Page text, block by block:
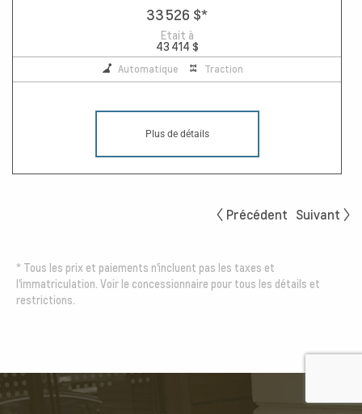
33 526 $*
Etait à
43 414 $
Automatique Traction
Plus de détails
Précédent Suivant
* Tous les prix et paiements n'incluent pas les taxes et
l'immatriculation. Voir le concessionnaire pour tous les détails et
restrictions.